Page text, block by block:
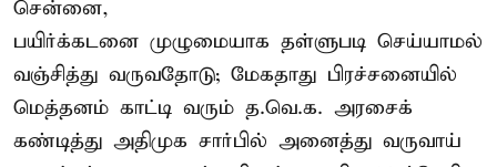
சென்னை,
பயிர்க்கடனை முழுமையாக தள்ளுபடி செய்யாமல்
வஞ்சித்து வருவதோடு; மேகதாது பிரச்சனையில்
மெத்தனம் காட்டி வரும் த.வெ.க. அரசைக்
கண்டித்து அதிமுக சார்பில் அனைத்து வருவாய்